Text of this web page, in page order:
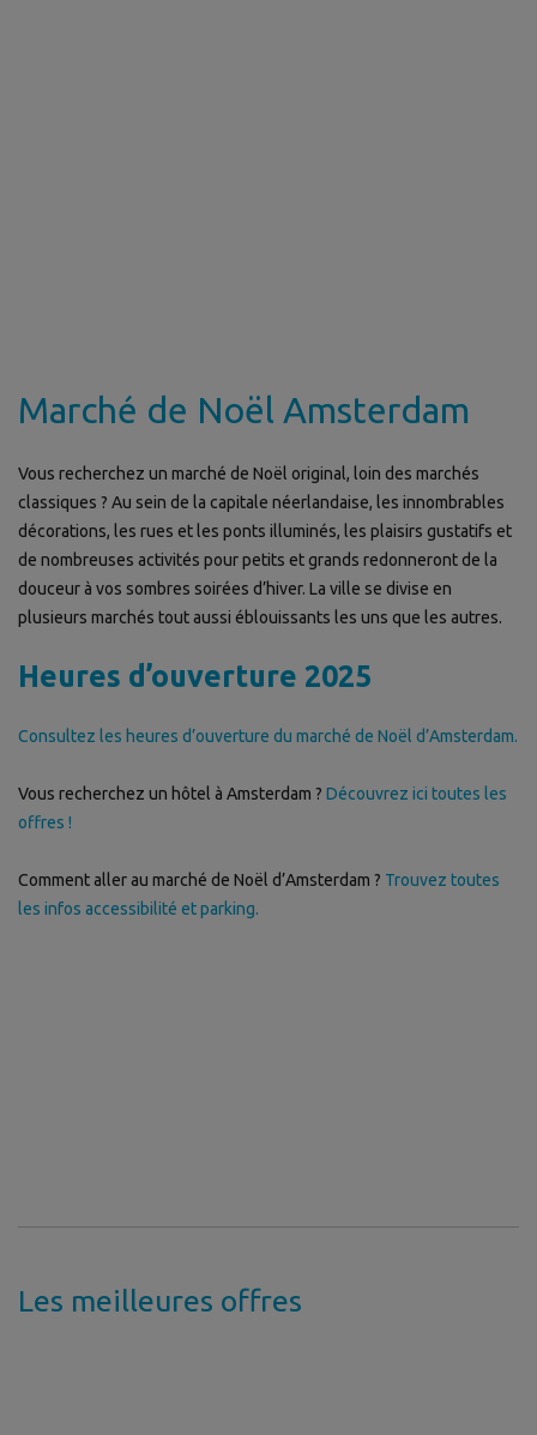
Marché de Noël Amsterdam
Vous recherchez un marché de Noël original, loin des marchés
classiques ? Au sein de la capitale néerlandaise, les innombrables
décorations, les rues et les ponts illuminés, les plaisirs gustatifs et
de nombreuses activités pour petits et grands redonneront de la
douceur à vos sombres soirées d’hiver. La ville se divise en
plusieurs marchés tout aussi éblouissants les uns que les autres.
Heures d’ouverture 2025
Consultez les heures d’ouverture du marché de Noël d’Amsterdam.
Vous recherchez un hôtel à Amsterdam ? Découvrez ici toutes les
offres !
Comment aller au marché de Noël d’Amsterdam ? Trouvez toutes
les infos accessibilité et parking.
Les meilleures offres